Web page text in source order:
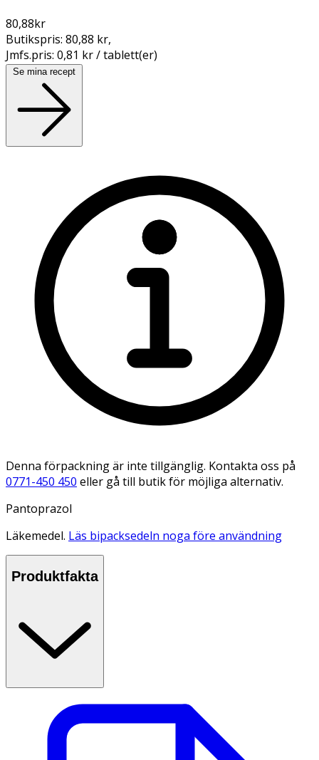
80,88kr
Butikspris: 80,88 kr,
Jmfs.pris: 0,81 kr / tablett(er)
Se mina recept
Denna förpackning är inte tillgänglig. Kontakta oss på
0771-450 450 eller gå till butik för möjliga alternativ.
Pantoprazol
Läkemedel. Läs bipacksedeln noga före användning
Produktfakta